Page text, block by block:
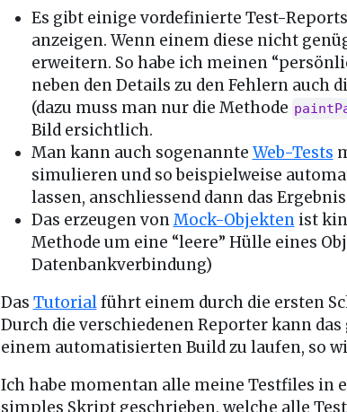
Es gibt einige vordefinierte Test-
anzeigen. Wenn einem diese nicht
erweitern. So habe ich meinen
neben den Details zu den Fehlern auch
(dazu muss man nur die Methode
Bild ersichtlich.
Man kann auch sogenannte Web-Tests
simulieren und so beispielweise
lassen, anschliessend dann das
Das erzeugen vonMock-Objektenist
Methode um eine “leere” Hülle eines
Datenbankverbindung)
Das Tutorialführt einem durch die ersten
Durch die verschiedenen Reporter kann
einem automatisierten Build zu laufen, so
Ich habe momentan alle meine Testfiles in
simples Skript geschrieben, welche alle